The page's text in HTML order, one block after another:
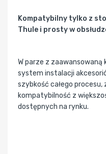
Kompatybilny tylko z
Thule i prosty w
W parze z
system instalacji
szybkość całego
kompatybilność z
dostępnych na rynku.